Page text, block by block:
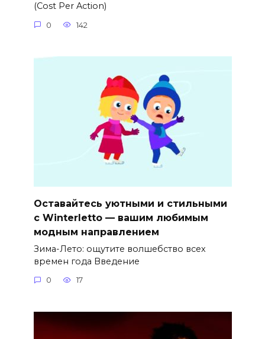
(Cost Per Action)
0 142
Оставайтесь уютными и стильными
с Winterletto — вашим любимым
модным направлением
Зима-Лето: ощутите волшебство всех
времен года Введение
0 17